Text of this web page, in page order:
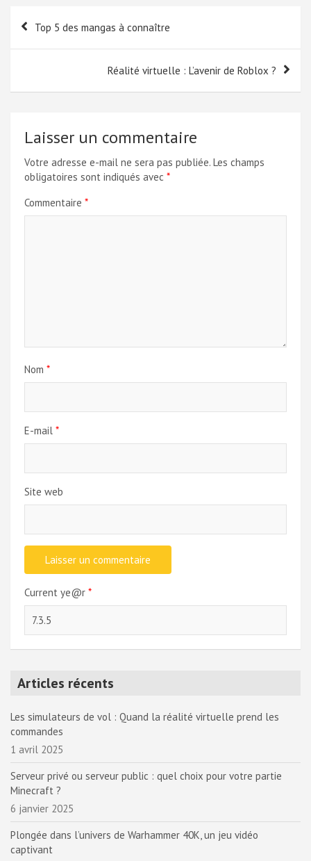
Navigation
Top 5 des mangas à connaître
Réalité virtuelle : L’avenir de Roblox ?
Laisser un commentaire
Votre adresse e-mail ne sera pas publiée. Les champs
obligatoires sont indiqués avec *
Commentaire *
Nom *
E-mail *
Site web
Current ye@r *
Articles récents
Les simulateurs de vol : Quand la réalité virtuelle prend les
commandes
1 avril 2025
Serveur privé ou serveur public : quel choix pour votre partie
Minecraft ?
6 janvier 2025
Plongée dans l’univers de Warhammer 40K, un jeu vidéo
captivant